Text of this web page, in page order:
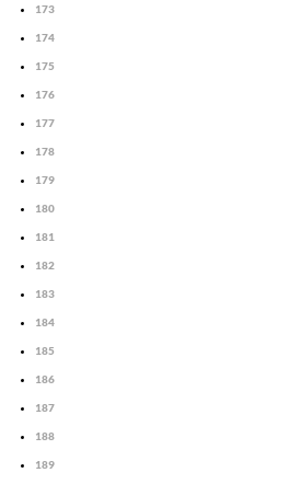
173
174
175
176
177
178
179
180
181
182
183
184
185
186
187
188
189